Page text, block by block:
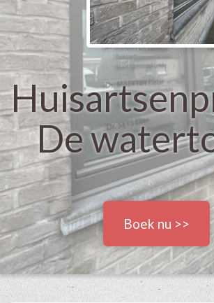
De
Boek nu >>